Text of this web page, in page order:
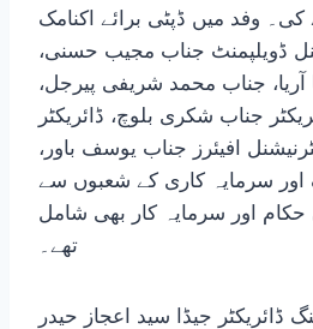
کی۔ وفد میں ڈپٹی برائے اکنامک
ڈویلپمنٹ جناب مجیب حسنی،
جناب محمد شریفی پیرجل،
جناب شکری بلوچ، ڈائریکٹر
افیئرز جناب یوسف باور،
سرمایہ کاری کے شعبوں سے
حکام اور سرمایہ کار بھی شامل
تھے۔
ڈائریکٹر جیڈا سید اعجاز حیدر